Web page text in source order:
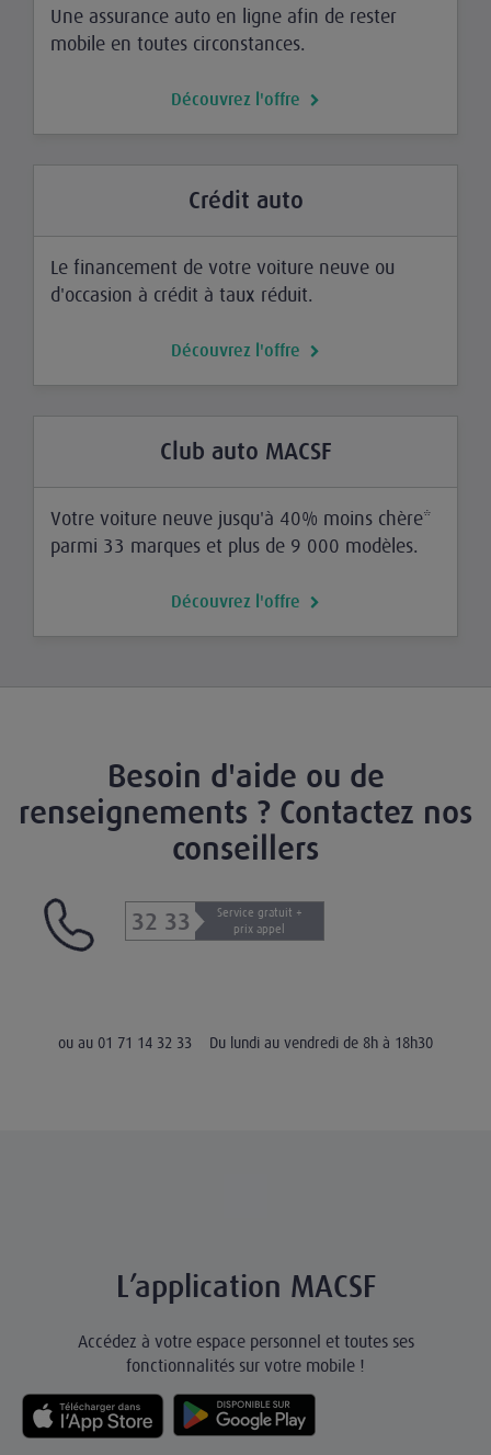
Une assurance auto en ligne afin de rester
mobile en toutes circonstances.
Découvrez l'offre
Crédit auto
Le financement de votre voiture neuve ou
d'occasion à crédit à taux réduit.
Découvrez l'offre
Club auto MACSF
Votre voiture neuve jusqu'à 40% moins chère*
parmi 33 marques et plus de 9 000 modèles.
Découvrez l'offre
Besoin d'aide ou de
renseignements ? Contactez nos
conseillers
32 33
Service gratuit +
prix appel
ou au 01 71 14 32 33 Du lundi au vendredi de 8h à 18h30
L’application MACSF
Accédez à votre espace personnel et toutes ses
fonctionnalités sur votre mobile !